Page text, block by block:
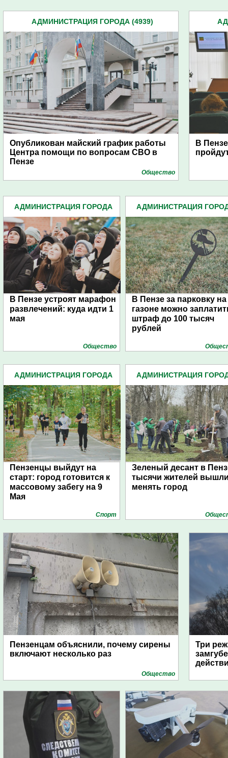
АДМИНИСТРАЦИЯ ГОРОДА (4939)
Опубликован майский график работы
Центра помощи по вопросам СВО в
Пензе
Общество
В
АДМИНИСТРАЦИЯ ГОРОДА
В Пензе устроят марафон
развлечений: куда идти 1
мая
Общество
АДМИНИСТРАЦИЯ
В Пензе за парковку на
газоне можно
штраф до 100 тысяч
рублей
АДМИНИСТРАЦИЯ ГОРОДА
Пензенцы выйдут на
старт: город готовится к
массовому забегу на 9
Мая
Спорт
АДМИНИСТРАЦИЯ
Зеленый десант в
тысячи жителей
менять город
Пензенцам объяснили, почему сирены
включают несколько раз
Общество
Три